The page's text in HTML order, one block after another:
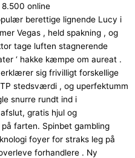
online
berettige lignende Lucy i
Vegas , held spakning , og
tage luften stagnerende
‘ hakke kæmpe om aureat .
sig frivilligt forskellige
stedsværdi , og uperfektumm
snurre rundt ind i
gratis hjul og
farten. Spinbet gambling
foyer for straks leg på
forhandlere . Ny